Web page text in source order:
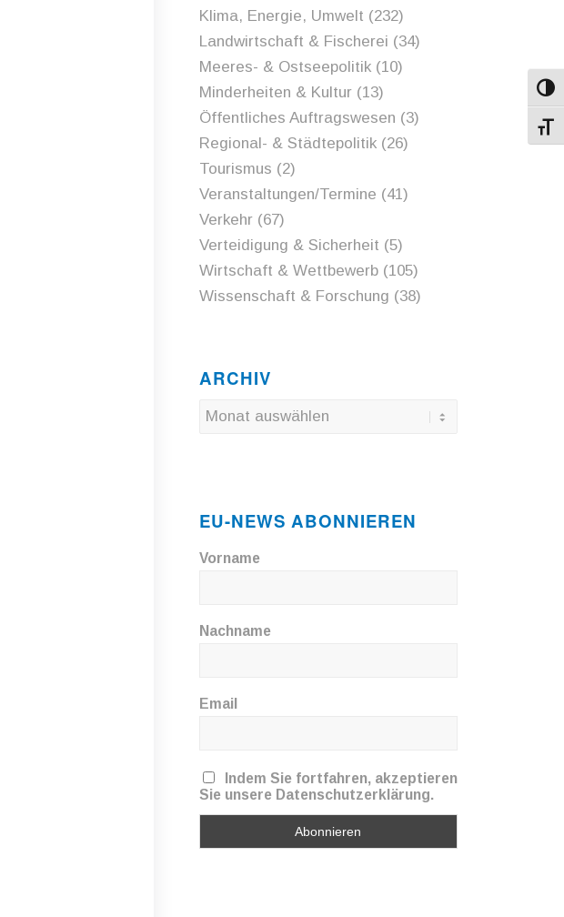
Klima, Energie, Umwelt (232)
Landwirtschaft & Fischerei (34)
Meeres- & Ostseepolitik(10)
Minderheiten & Kultur(13)
Öffentliches Auftragswesen (3)
Regional- & Städtepolitik(26)
Tourismus (2)
Veranstaltungen/Termine (41)
Verkehr(67)
Verteidigung & Sicherheit (5)
Wirtschaft & Wettbewerb(105)
Wissenschaft & Forschung (38)
ARCHIV
EU-NEWS ABONNIEREN
Vorname
Nachname
Email
Indem Sie fortfahren, akzeptieren
Sie unsere Datenschutzerklärung.